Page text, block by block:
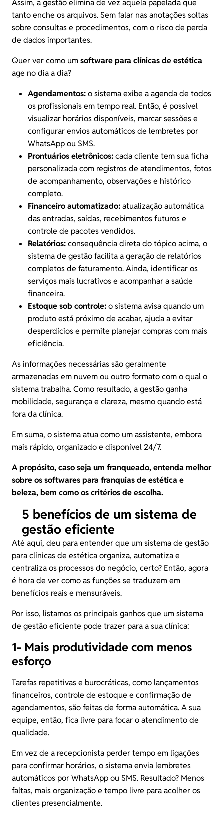
Assim, a gestão elimina de vez aquela papelada que
tanto enche os arquivos. Sem falar nas anotações soltas
sobre consultas e procedimentos, com o risco de perda
de dados importantes.
Quer ver como umsoftware para clínicas de estética
age no dia a dia?
Agendamentos:o sistema exibe a agenda de todos
os profissionais em tempo real. Então, é possível
visualizar horários disponíveis, marcar sessões e
configurar envios automáticos de lembretes por
WhatsApp ou SMS.
Prontuários eletrônicos:cada cliente tem sua ficha
personalizada com registros de atendimentos, fotos
de acompanhamento, observações e histórico
completo.
Financeiro automatizado:atualização automática
das entradas, saídas, recebimentos futuros e
controle de pacotes vendidos.
Relatórios:consequência direta do tópico acima, o
sistema de gestão facilita a geração de relatórios
completos de faturamento. Ainda, identificar os
serviços mais lucrativos e acompanhar a saúde
financeira.
Estoque sob controle:o sistema avisa quando um
produto está próximo de acabar, ajuda a evitar
desperdícios e permite planejar compras com mais
eficiência.
As informações necessárias são geralmente
armazenadas em nuvem ou outro formato com o qual o
sistema trabalha. Como resultado, a gestão ganha
mobilidade, segurança e clareza, mesmo quando está
fora da clínica.
Em suma, o sistema atua como um assistente, embora
mais rápido, organizado e disponível 24/7.
A propósito, caso seja um franqueado, entenda melhor
sobre ossoftwares para franquias de estética e
beleza, bem como os critérios de escolha.
5 benefícios de um sistema de
gestão eficiente
Até aqui, deu para entender que um sistema de gestão
para clínicas de estética organiza, automatiza e
centraliza os processos do negócio, certo? Então, agora
é hora de ver como as funções se traduzem em
benefícios reais e mensuráveis.
Por isso, listamos os principais ganhos que um sistema
de gestão eficiente pode trazer para a sua clínica:
1- Mais produtividade com menos
esforço
Tarefas repetitivas e burocráticas, como lançamentos
financeiros, controle de estoque e confirmação de
agendamentos, são feitas de forma automática. A sua
equipe, então, fica livre para focar o atendimento de
qualidade.
Em vez de a recepcionista perder tempo em ligações
para confirmar horários, o sistema envia lembretes
automáticos por WhatsApp ou SMS. Resultado? Menos
faltas, mais organização e tempo livre para acolher os
clientes presencialmente.